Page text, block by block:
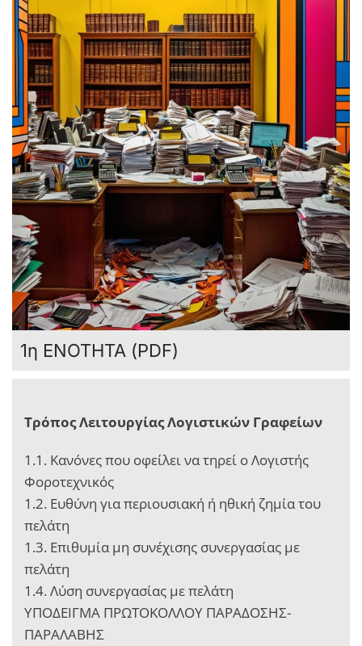
1η ΕΝΟΤΗΤΑ (PDF)
Τρόπος Λειτουργίας Λογιστικών Γραφείων
1.1. Κανόνες που οφείλει να τηρεί ο Λογιστής
Φοροτεχνικός
1.2. Ευθύνη για περιουσιακή ή ηθική ζημία του
πελάτη
1.3. Επιθυμία μη συνέχισης συνεργασίας με
πελάτη
1.4. Λύση συνεργασίας με πελάτη
ΥΠΟΔΕΙΓΜΑ ΠΡΩΤΟΚΟΛΛΟΥ ΠΑΡΑΔΟΣΗΣ-
ΠΑΡΑΛΑΒΗΣ